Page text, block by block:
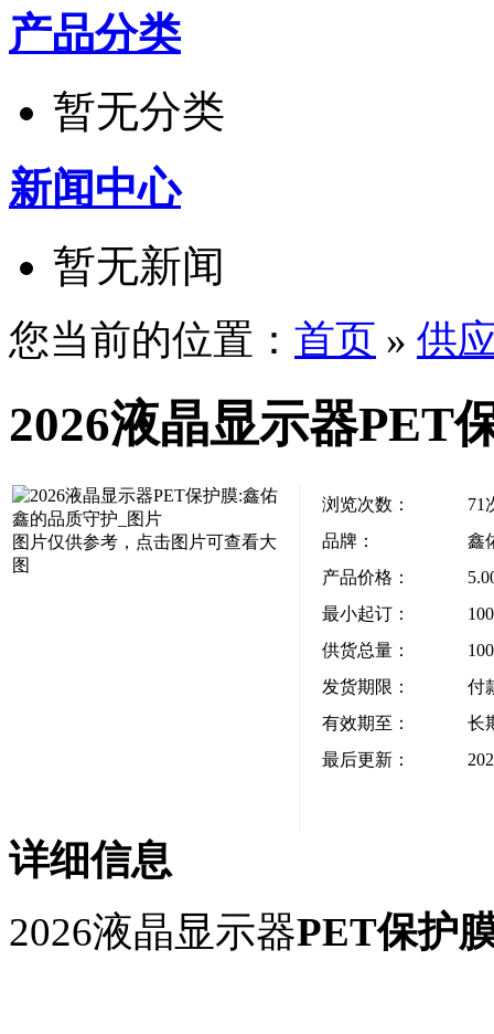
产品分类
暂无分类
新闻中心
暂无新闻
您当前的位置： 首页 » 供
2026液晶显示器PET
图片仅供参考，点击图片可查看大
图
浏览次数： 71
品牌：
鑫
产品价格：
最小起订：
供货总量：
发货期限：
付
有效期至：
长
最后更新：
详细信息
2026液晶显示器PET保护